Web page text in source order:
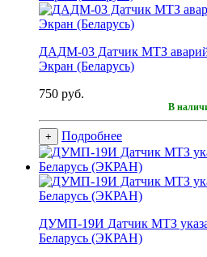
ДАДМ-03 Датчик МТЗ
Экран (Беларусь)
750 руб.
В
+ Подробнее
ДУМП-19И Датчик МТЗ
Беларусь (ЭКРАН)